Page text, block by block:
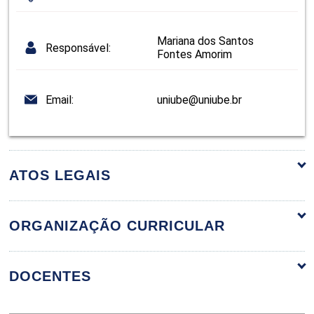
Responsável:
Mariana dos Santos
Fontes Amorim
Email: uniube@uniube.br
ATOS LEGAIS
ORGANIZAÇÃO CURRICULAR
DOCENTES